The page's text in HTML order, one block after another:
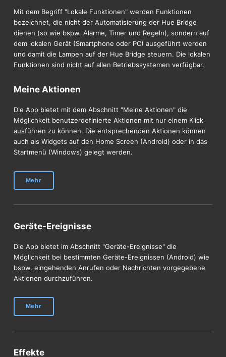
Mit dem Begriff "Lokale Funktionen" werden Funktionen
bezeichnet, die nicht der Automatisierung der Hue Bridge
dienen (so wie bspw. Alarme, Timer und Regeln), sondern auf
dem lokalen Gerät (Smartphone oder PC) ausgeführt werden
und damit die Lampen auf der Hue Bridge steuern. Die lokalen
Funktionen sind nicht auf allen Betriebssystemen verfügbar.
Meine Aktionen
Die App bietet mit dem Abschnitt "Meine Aktionen" die
Möglichkeit benutzerdefinierte Aktionen mit nur einem Klick
ausführen zu können. Die entsprechenden Aktionen können
auch als Widgets auf den Home Screen (Android) oder in das
Startmenü (Windows) gelegt werden.
Mehr
Geräte-Ereignisse
Die App bietet im Abschnitt "Geräte-Ereignisse" die
Möglichkeit bei bestimmten Geräte-Ereignissen (Android) wie
bspw. eingehenden Anrufen oder Nachrichten vorgegebene
Aktionen durchzuführen.
Mehr
Effekte